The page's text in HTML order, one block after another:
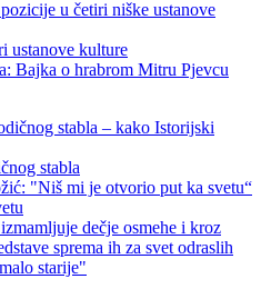
ustanove kulture
stabla
starije"